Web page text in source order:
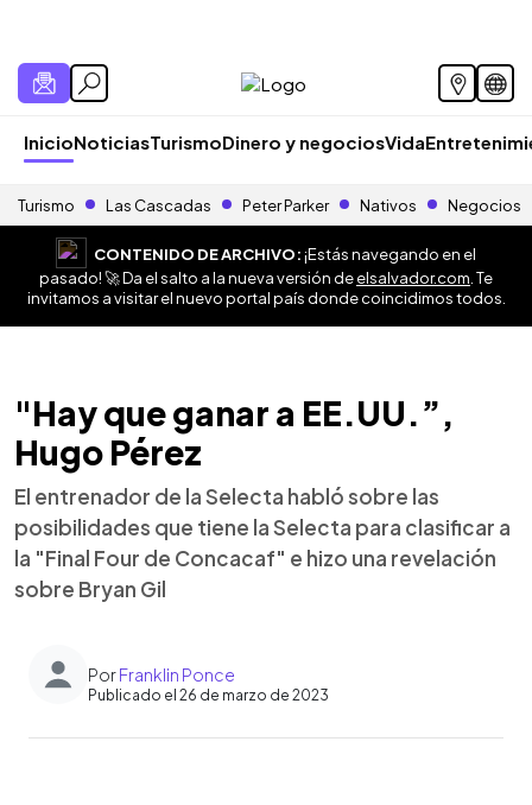
InicioNoticiasTurismoDinero y negociosVida
Turismo Las Cascadas Peter Parker Nativos Negocios
CONTENIDO DE ARCHIVO:¡Estás navegando en el
pasado! 🚀 Da el salto a la nueva versión deelsalvador.com . Te
invitamos a visitar el nuevo portal país donde coincidimos todos.
"Hay que ganar a EE.UU.”,
Hugo Pérez
El entrenador de la Selecta habló sobre las
posibilidades que tiene la Selecta para clasificar a
la "Final Four de Concacaf" e hizo una revelación
sobre Bryan Gil
PorFranklin Ponce
Publicado el 26 de marzo de 2023